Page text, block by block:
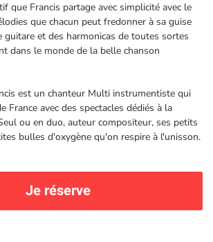
que Francis partage avec simplicité avec le
que chacun peut fredonner à sa guise
guitare et des harmonicas de toutes sortes
dans le monde de la belle chanson
est un chanteur Multi instrumentiste qui
France avec des spectacles dédiés à la
ou en duo, auteur compositeur, ses petits
bulles d'oxygène qu'on respire à l'unisson.
Je réserve